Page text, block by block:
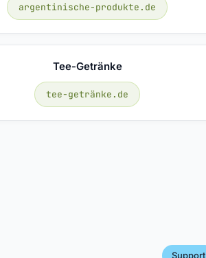
argentinische-produkte.de
Tee-Getränke
tee-getränke.de
Support